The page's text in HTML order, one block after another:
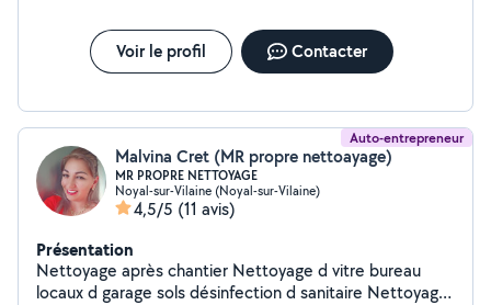
Voir le profil Contacter
Auto-entrepreneur
Malvina Cret (MR propre nettoayage)
MR PROPRE NETTOYAGE
Noyal-sur-Vilaine (Noyal-sur-Vilaine)
4,5/5 (11 avis)
Présentation
Nettoyage après chantier Nettoyage d vitre bureau
locaux d garage sols désinfection d sanitaire Nettoyage